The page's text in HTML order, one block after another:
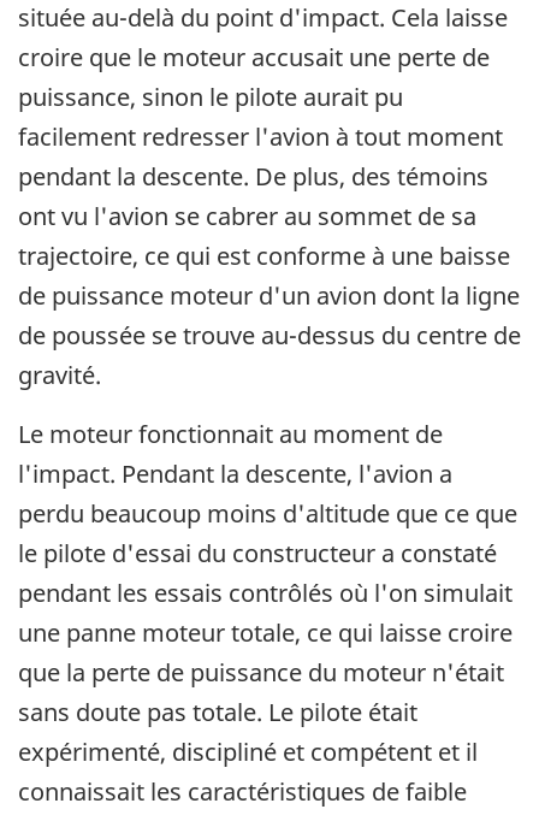
située au-delà du point d'impact. Cela laisse
croire que le moteur accusait une perte de
puissance, sinon le pilote aurait pu
facilement redresser l'avion à tout moment
pendant la descente. De plus, des témoins
ont vu l'avion se cabrer au sommet de sa
trajectoire, ce qui est conforme à une baisse
de puissance moteur d'un avion dont la ligne
de poussée se trouve au-dessus du centre de
gravité.
Le moteur fonctionnait au moment de
l'impact. Pendant la descente, l'avion a
perdu beaucoup moins d'altitude que ce que
le pilote d'essai du constructeur a constaté
pendant les essais contrôlés où l'on simulait
une panne moteur totale, ce qui laisse croire
que la perte de puissance du moteur n'était
sans doute pas totale. Le pilote était
expérimenté, discipliné et compétent et il
connaissait les caractéristiques de faible